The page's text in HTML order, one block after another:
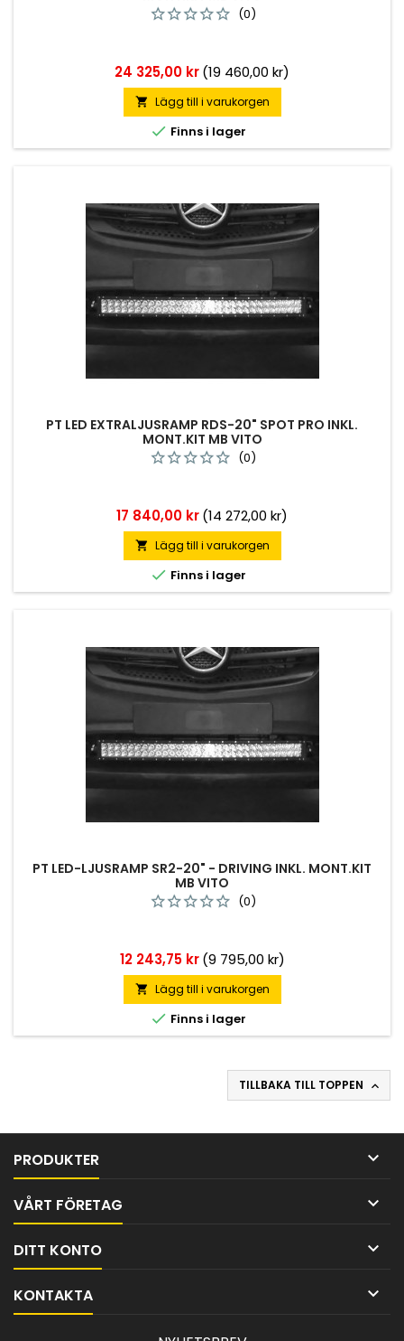
(0)
Pris
24 325,00 kr(19 460,00 kr)
 Lägg till i varukorgen
 Finns i lager
PT LED EXTRALJUSRAMP RDS-20" SPOT PRO INKL.
MONT.KIT MB VITO
(0)
Pris
17 840,00 kr(14 272,00 kr)
 Lägg till i varukorgen
 Finns i lager
PT LED-LJUSRAMP SR2-20" - DRIVING INKL. MONT.KIT
MB VITO
(0)
Pris
12 243,75 kr (9 795,00 kr)
 Lägg till i varukorgen
 Finns i lager
TILLBAKA TILL TOPPEN 
PRODUKTER 
VÅRT FÖRETAG 
DITT KONTO 
KONTAKTA 